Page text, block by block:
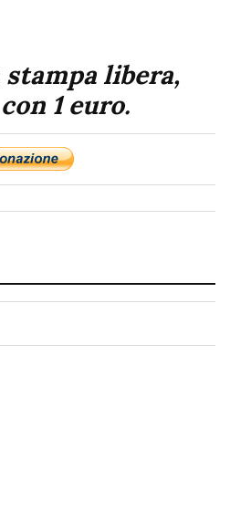
libera,
1 euro.